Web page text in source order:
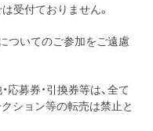
受付ておりません。
ついてのご参加をご遠慮
応募券・引換券等は、全て
ション等の転売は禁止と